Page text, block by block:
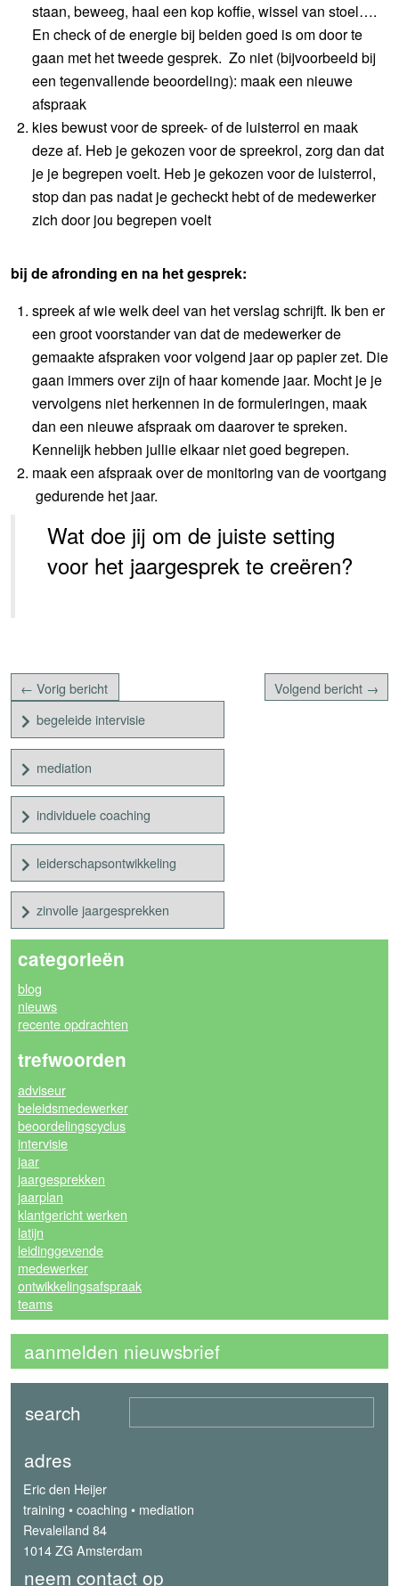
staan, beweeg, haal een kop koffie, wissel van stoel….
En check of de energie bij beiden goed is om door te
gaan met het tweede gesprek. Zo niet (bijvoorbeeld bij
een tegenvallende beoordeling): maak een nieuwe
afspraak
kies bewust voor de spreek- of de luisterrol en maak
deze af. Heb je gekozen voor de spreekrol, zorg dan dat
je je begrepen voelt. Heb je gekozen voor de luisterrol,
stop dan pas nadat je gecheckt hebt of de medewerker
zich door jou begrepen voelt
bij de afronding en na het gesprek:
spreek af wie welk deel van het verslag schrijft. Ik ben er
een groot voorstander van dat de medewerker de
gemaakte afspraken voor volgend jaar op papier zet. Die
gaan immers over zijn of haar komende jaar. Mocht je je
vervolgens niet herkennen in de formuleringen, maak
dan een nieuwe afspraak om daarover te spreken.
Kennelijk hebben jullie elkaar niet goed begrepen.
maak een afspraak over de monitoring van de voortgang
gedurende het jaar.
Wat doe jij om de juiste setting
voor het jaargesprek te creëren?
← Vorig bericht
Volgend bericht →
begeleide intervisie
mediation
individuele coaching
leiderschapsontwikkeling
zinvolle jaargesprekken
categorieën
blog
nieuws
recente opdrachten
trefwoorden
adviseur
beleidsmedewerker
beoordelingscyclus
intervisie
jaar
jaargesprekken
jaarplan
klantgericht werken
latijn
leidinggevende
medewerker
ontwikkelingsafspraak
teams
aanmelden nieuwsbrief
adres
Eric den Heijer
training • coaching • mediation
Revaleiland 84
1014 ZG Amsterdam
neem contact op